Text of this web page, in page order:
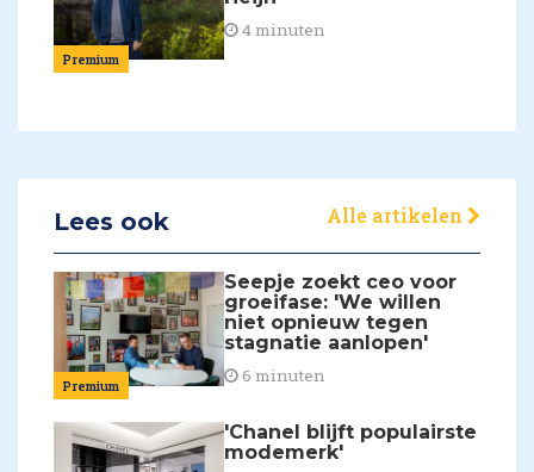
Premium
4 minuten
Lees ook Alle artikelen
Premium
Seepje zoekt ceo voor
groeifase: 'We willen
niet opnieuw tegen
stagnatie aanlopen'
6 minuten
'Chanel blijft populairste
modemerk'